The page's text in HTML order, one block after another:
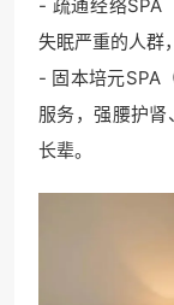
- 疏通经络SPA
失眠严重的人群
- 固本培元SPA
服务，强腰护
长辈。